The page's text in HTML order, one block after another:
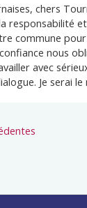
chers
responsabilité
commune pour
nous
avec
Je serai le